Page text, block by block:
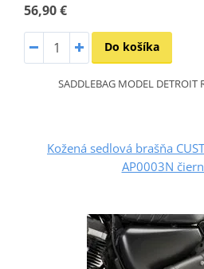
56,90 €
Do košíka
SADDLEBAG MODEL DETROIT
Kožená sedlová brašňa
AP0003N